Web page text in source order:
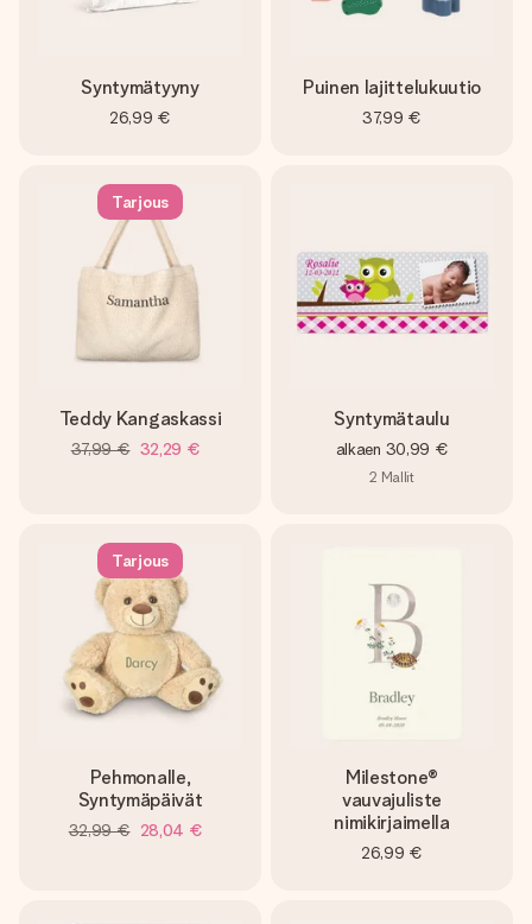
Syntymätyyny
26,99 €
Puinen lajittelukuutio
37,99 €
Tarjous
Teddy Kangaskassi
37,99 € 32,29 €
Syntymätaulu
alkaen 30,99 €
2 Mallit
Tarjous
Pehmonalle,
Syntymäpäivät
32,99 € 28,04 €
Milestone®
vauvajuliste
nimikirjaimella
26,99 €